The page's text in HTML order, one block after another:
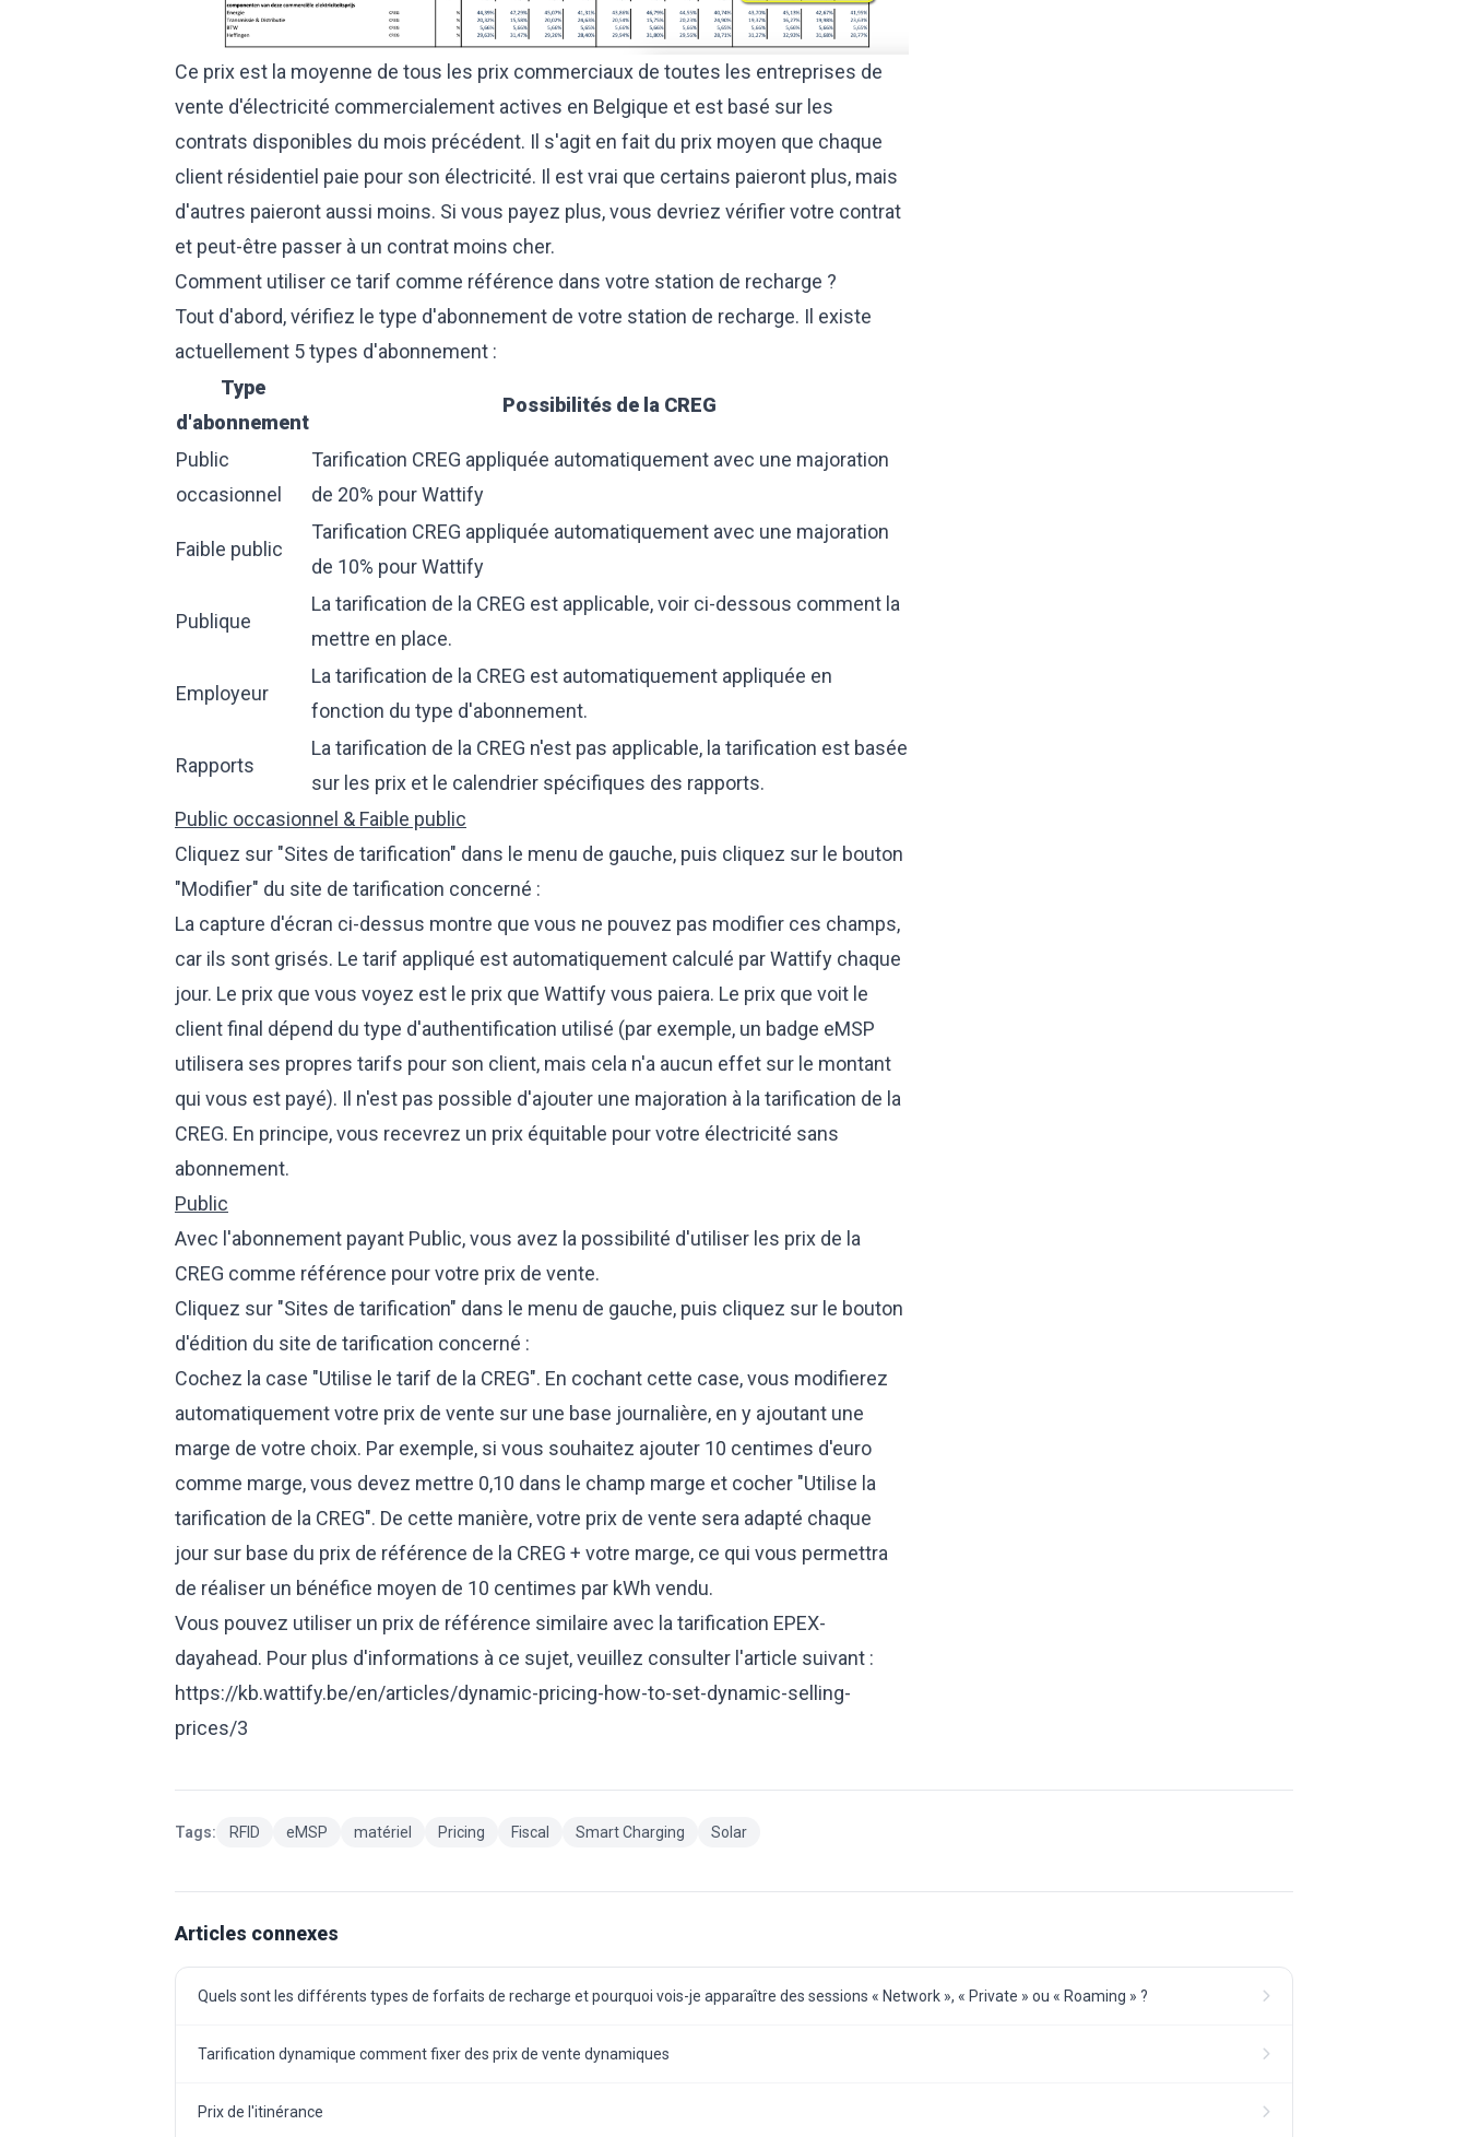
Ce prix est la moyenne de tous les prix commerciaux de toutes les entreprises de
vente d'électricité commercialement actives en Belgique et est basé sur les
contrats disponibles du mois précédent. Il s'agit en fait du prix moyen que chaque
client résidentiel paie pour son électricité. Il est vrai que certains paieront plus, mais
d'autres paieront aussi moins. Si vous payez plus, vous devriez vérifier votre contrat
et peut-être passer à un contrat moins cher.
Comment utiliser ce tarif comme référence dans votre station de recharge ?
Tout d'abord, vérifiez le type d'abonnement de votre station de recharge. Il existe
actuellement 5 types d'abonnement :
Type
d'abonnement
Possibilités de la CREG
Public
occasionnel
Tarification CREG appliquée automatiquement avec une majoration
de 20% pour Wattify
Faible public
Tarification CREG appliquée automatiquement avec une majoration
de 10% pour Wattify
Publique
La tarification de la CREG est applicable, voir ci-dessous comment la
mettre en place.
Employeur
La tarification de la CREG est automatiquement appliquée en
fonction du type d'abonnement.
Rapports
La tarification de la CREG n'est pas applicable, la tarification est basée
sur les prix et le calendrier spécifiques des rapports.
Public occasionnel & Faible public
Cliquez sur "Sites de tarification" dans le menu de gauche, puis cliquez sur le bouton
"Modifier" du site de tarification concerné :
La capture d'écran ci-dessus montre que vous ne pouvez pas modifier ces champs,
car ils sont grisés. Le tarif appliqué est automatiquement calculé par Wattify chaque
jour. Le prix que vous voyez est le prix que Wattify vous paiera. Le prix que voit le
client final dépend du type d'authentification utilisé (par exemple, un badge eMSP
utilisera ses propres tarifs pour son client, mais cela n'a aucun effet sur le montant
qui vous est payé). Il n'est pas possible d'ajouter une majoration à la tarification de la
CREG. En principe, vous recevrez un prix équitable pour votre électricité sans
abonnement.
Public
Avec l'abonnement payant Public, vous avez la possibilité d'utiliser les prix de la
CREG comme référence pour votre prix de vente.
Cliquez sur "Sites de tarification" dans le menu de gauche, puis cliquez sur le bouton
d'édition du site de tarification concerné :
Cochez la case "Utilise le tarif de la CREG". En cochant cette case, vous modifierez
automatiquement votre prix de vente sur une base journalière, en y ajoutant une
marge de votre choix. Par exemple, si vous souhaitez ajouter 10 centimes d'euro
comme marge, vous devez mettre 0,10 dans le champ marge et cocher "Utilise la
tarification de la CREG". De cette manière, votre prix de vente sera adapté chaque
jour sur base du prix de référence de la CREG + votre marge, ce qui vous permettra
de réaliser un bénéfice moyen de 10 centimes par kWh vendu.
Vous pouvez utiliser un prix de référence similaire avec la tarification EPEX-
dayahead. Pour plus d'informations à ce sujet, veuillez consulter l'article suivant :
https://kb.wattify.be/en/articles/dynamic-pricing-how-to-set-dynamic-selling-
prices/3
Tags: RFID eMSP matériel Pricing Fiscal Smart Charging Solar
Articles connexes
Quels sont les différents types de forfaits de recharge et pourquoi vois-je apparaître des sessions « Network », « Private » ou « Roaming » ?
Tarification dynamique comment fixer des prix de vente dynamiques
Prix de l'itinérance